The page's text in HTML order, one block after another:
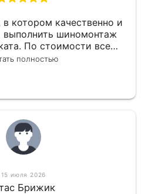
котором качественно и
выполнить шиномонтаж
По стоимости все
хочу сказать.
полностью
15 июля 2026
Брижик